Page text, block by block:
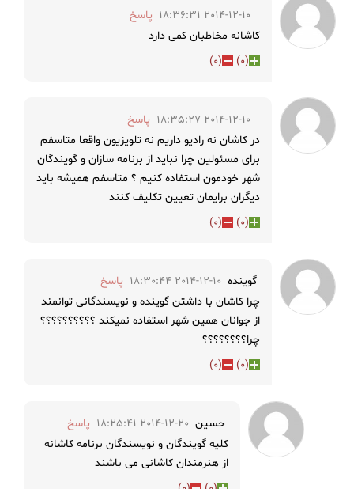
2014-12-10 18:36:31
پاسخ
کاشانه مخاطبان کمی دارد
(
0
)
(
0
)
2014-12-10 18:35:27
پاسخ
در کاشان نه رادیو داریم نه تلویزیون واقعا متاسفم
برای مسئولین چرا نباید از برنامه سازان و گویندگان
شهر خودمون استفاده کنیم ؟ متاسفم همیشه باید
دیگران برایمان تعیین تکلیف کنند
(
0
)
(
0
)
گوینده 2014-12-10 18:30:44
پاسخ
چرا کاشان با داشتن گوینده و نویسندگانی توانمند
از جوانان همین شهر استفاده نمیکند ؟؟؟؟؟؟؟؟؟؟
چرا؟؟؟؟؟؟؟؟
(
0
)
(
0
)
حسین 2014-12-20 18:25:41
پاسخ
کلیه گویندگان و نویسندگان برنامه کاشانه
از هنرمندان کاشانی می باشند